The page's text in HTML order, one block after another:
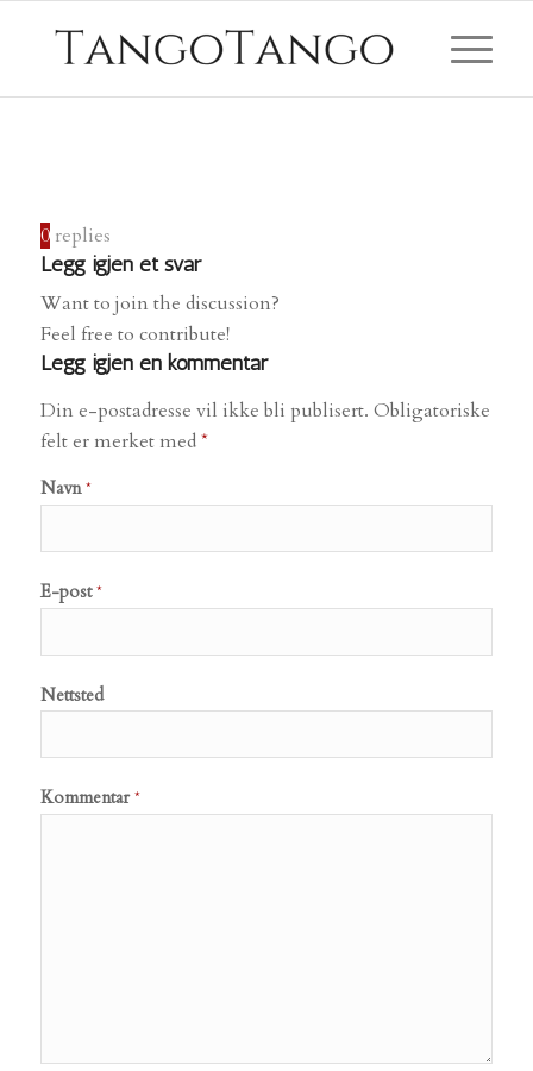
0 replies
Legg igjen et svar
Want to join the discussion?
Feel free to contribute!
Legg igjen en kommentar
Din e-postadresse vil ikke bli publisert. Obligatoriske
felt er merket med*
Navn*
E-post*
Nettsted
Kommentar*